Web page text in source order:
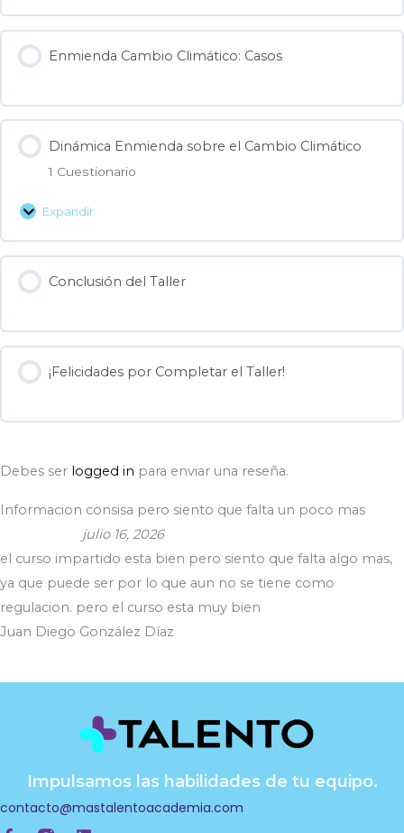
Enmienda Cambio Climático: Casos
Dinámica Enmienda sobre el Cambio Climático
1 Cuestionario
Expandir
Conclusión del Taller
¡Felicidades por Completar el Taller!
Debes ser logged in para enviar una reseña.
Informacion consisa pero siento que falta un poco mas
julio 16, 2026
el curso impartido esta bien pero siento que falta algo mas,
ya que puede ser por lo que aun no se tiene como
regulacion. pero el curso esta muy bien
Juan Diego González Díaz
Impulsamos las habilidades de tu equipo.
contacto@mastalentoacademia.com